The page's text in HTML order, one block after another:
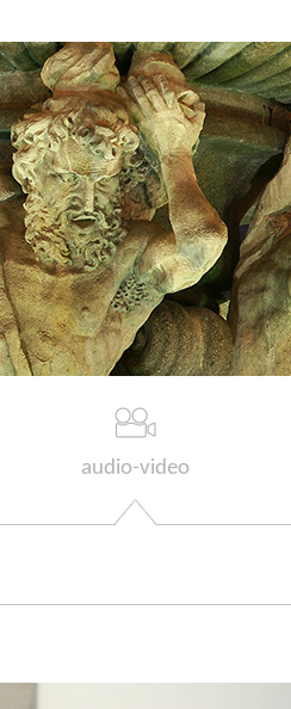
audio-video